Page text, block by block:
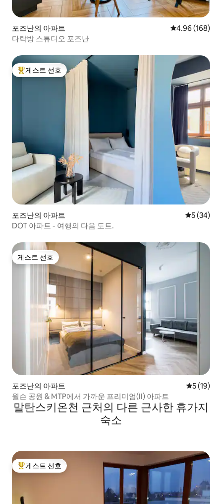
포즈난의 아파트 평점 4.96점(5
4.96 (168)
다락방 스튜디오 포즈난
상위 게스트 선호
게스트 선호
포즈난의 아파트 평점 5점(5
5 (34)
DOT 아파트 - 여행의 다음 도트.
게스트 선호
게스트 선호
포즈난의 아파트 평점 5점
5 (19)
윌슨 공원 & MTP에서 가까운 프리미엄(II) 아파트
말탄스키온천 근처의 다른 근사한 휴가지
숙소
상위 게스트 선호
게스트 선호